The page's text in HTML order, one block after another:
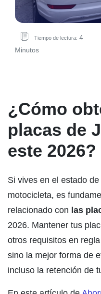
Tiempo de lectura: 4
Minutos
¿Cómo
placas de
este 2026?
Si vives en el estado
motocicleta, es
relacionado con las
2026. Mantener tus
otros requisitos en
sino la mejor forma de
incluso la retención de